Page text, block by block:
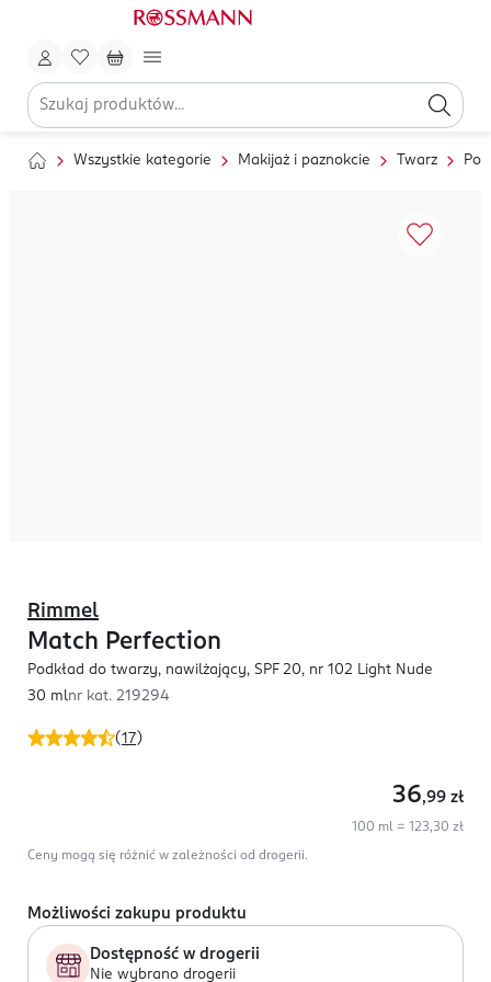
Wszystkie kategorie Makijaż i paznokcie Twarz
(17)
Rimmel
Match Perfection
Podkład do twarzy, nawilżający, SPF 20, nr 102 Light Nude
30 mlnr kat. 219294
36,99 zł
100 ml = 123,30 zł
Ceny mogą się różnić w zależności od drogerii.
Możliwości zakupu produktu
Dostępność w drogerii
Nie wybrano drogerii